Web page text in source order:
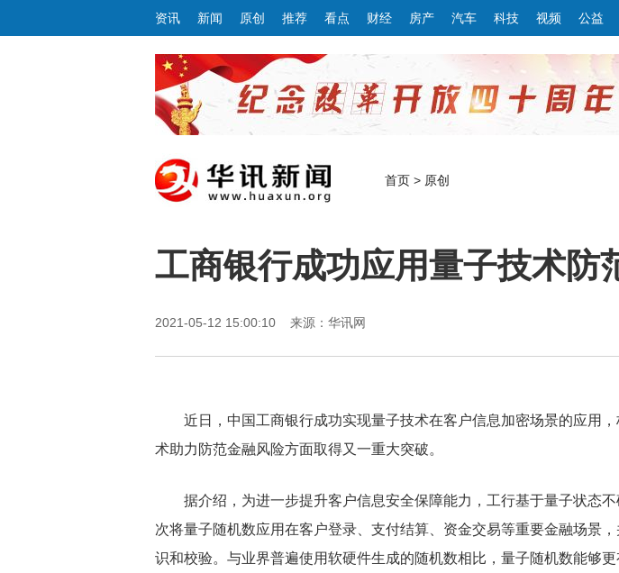
资讯 新闻 原创 推荐 看点 财经 房产 汽车 科技 视频 公益
首页 > 原创
工商银行成功应用量子技术防
2021-05-12 15:00:10 来源：华讯网
近日，中国工商银行成功实现量子技术在客户信息加密场景的应用
术助力防范金融风险方面取得又一重大突破。
据介绍，为进一步提升客户信息安全保障能力，工行基于量子状态
次将量子随机数应用在客户登录、支付结算、资金交易等重要金融场景
识和校验。与业界普遍使用软硬件生成的随机数相比，量子随机数能够